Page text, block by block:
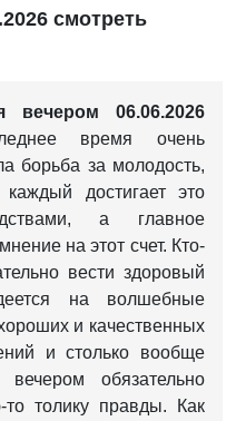
смотреть
вечером 06.06.2026
время очень
борьба за молодость,
достигает это
а главное
на этот счет. Кто-
вести здоровый
на волшебные
и качественных
и столько вообще
обязательно
то толику правды.
Как